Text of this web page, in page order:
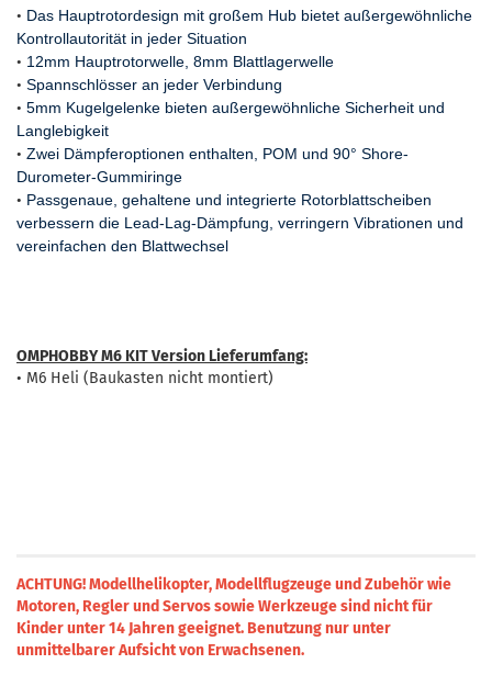
• Das Hauptrotordesign mit großem Hub bietet außergewöhnliche
Kontrollautorität in jeder Situation
• 12mm Hauptrotorwelle, 8mm Blattlagerwelle
• Spannschlösser an jeder Verbindung
• 5mm Kugelgelenke bieten außergewöhnliche Sicherheit und
Langlebigkeit
• Zwei Dämpferoptionen enthalten, POM und 90° Shore-
Durometer-Gummiringe
• Passgenaue, gehaltene und integrierte Rotorblattscheiben
verbessern die Lead-Lag-Dämpfung, verringern Vibrationen und
vereinfachen den Blattwechsel
OMPHOBBY M6 KIT Version Lieferumfang:
• M6 Heli (Baukasten nicht montiert)
ACHTUNG! Modellhelikopter, Modellflugzeuge und Zubehör wie
Motoren, Regler und Servos sowie Werkzeuge sind nicht für
Kinder unter 14 Jahren geeignet. Benutzung nur unter
unmittelbarer Aufsicht von Erwachsenen.